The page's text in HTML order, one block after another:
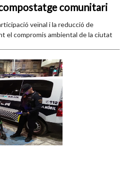
comunitari
veïnal i la reducció de
el compromís ambiental de la ciutat